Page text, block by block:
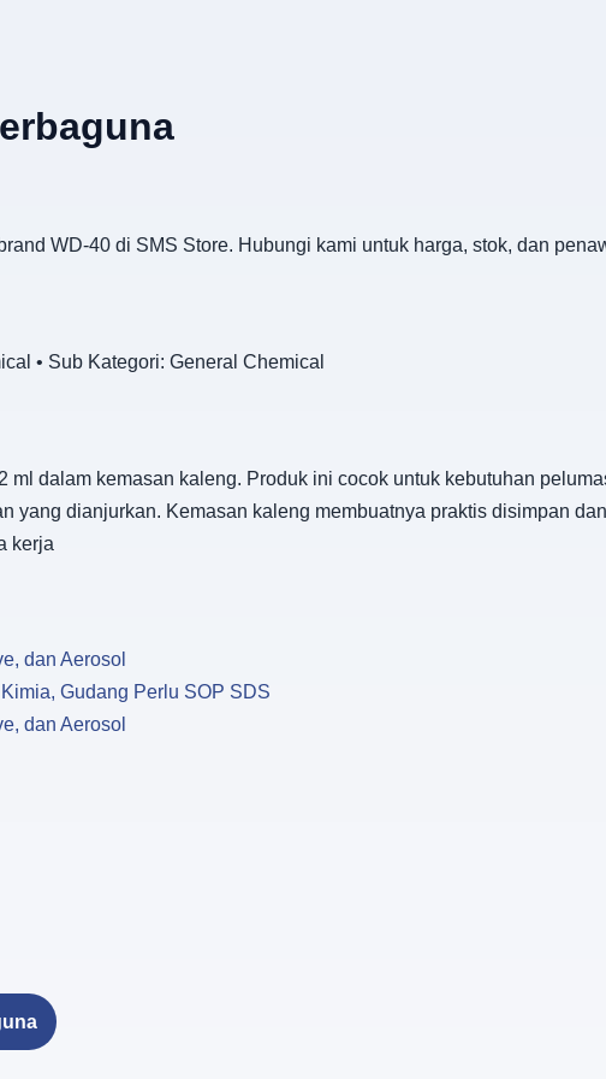
WD-40 di SMS Store. Hubungi kami untuk harga, stok, dan
• Sub Kategori: General Chemical
dalam kemasan kaleng. Produk ini cocok untuk kebutuhan
yang dianjurkan. Kemasan kaleng membuatnya praktis disimpan
kerja
dan Aerosol
Gudang Perlu SOP SDS
dan Aerosol